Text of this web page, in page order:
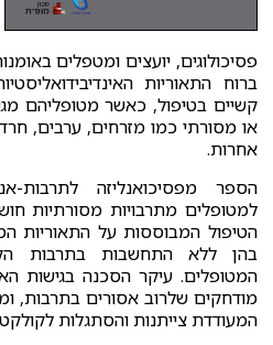
פסיכולוגים, יועצים ומטפלים
ברוח התאוריות
קשיים בטיפול, כאשר מטופליהם
או מסורתי כמו מזרחים, ערבים,
אחרות.
הספר מפסיכואנליזה לתרבות-
למטופלים מתרבויות מסורתיות
הטיפול המבוססות על התאוריות
בהן ללא התחשבות בתרבות
המטופלים. עיקר הסכנה בגישות
מודחקים שלרוב אסורים בתרבות,
המעודדת צייתנות והסתגלות